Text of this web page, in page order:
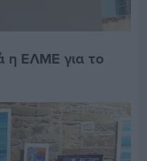
η ΕΛΜΕ για το